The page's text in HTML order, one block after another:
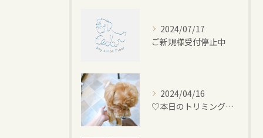
2024/07/17
ご新規様受付停止中
2024/04/16
♡本日のトリミング♡⁠~岡崎トリミングサロン~